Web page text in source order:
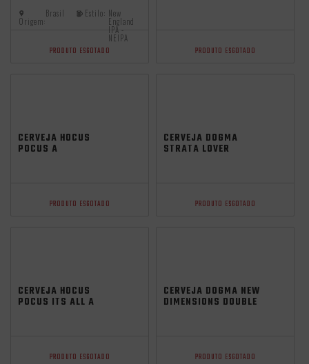
Origem:
Brasil Estilo: New
England
IPA -
NEIPA
PRODUTO ESGOTADO PRODUTO ESGOTADO
CERVEJA HOCUS
POCUS A
PRODUTO ESGOTADO
CERVEJA DOGMA
STRATA LOVER
PRODUTO ESGOTADO
CERVEJA HOCUS
POCUS ITS ALL A
PRODUTO ESGOTADO
CERVEJA DOGMA NEW
DIMENSIONS DOUBLE
PRODUTO ESGOTADO